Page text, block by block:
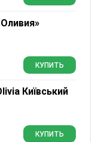
КУПИТЬ
Київський
КУПИТЬ